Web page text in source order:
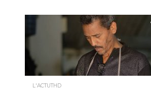
L'ACTUTHD